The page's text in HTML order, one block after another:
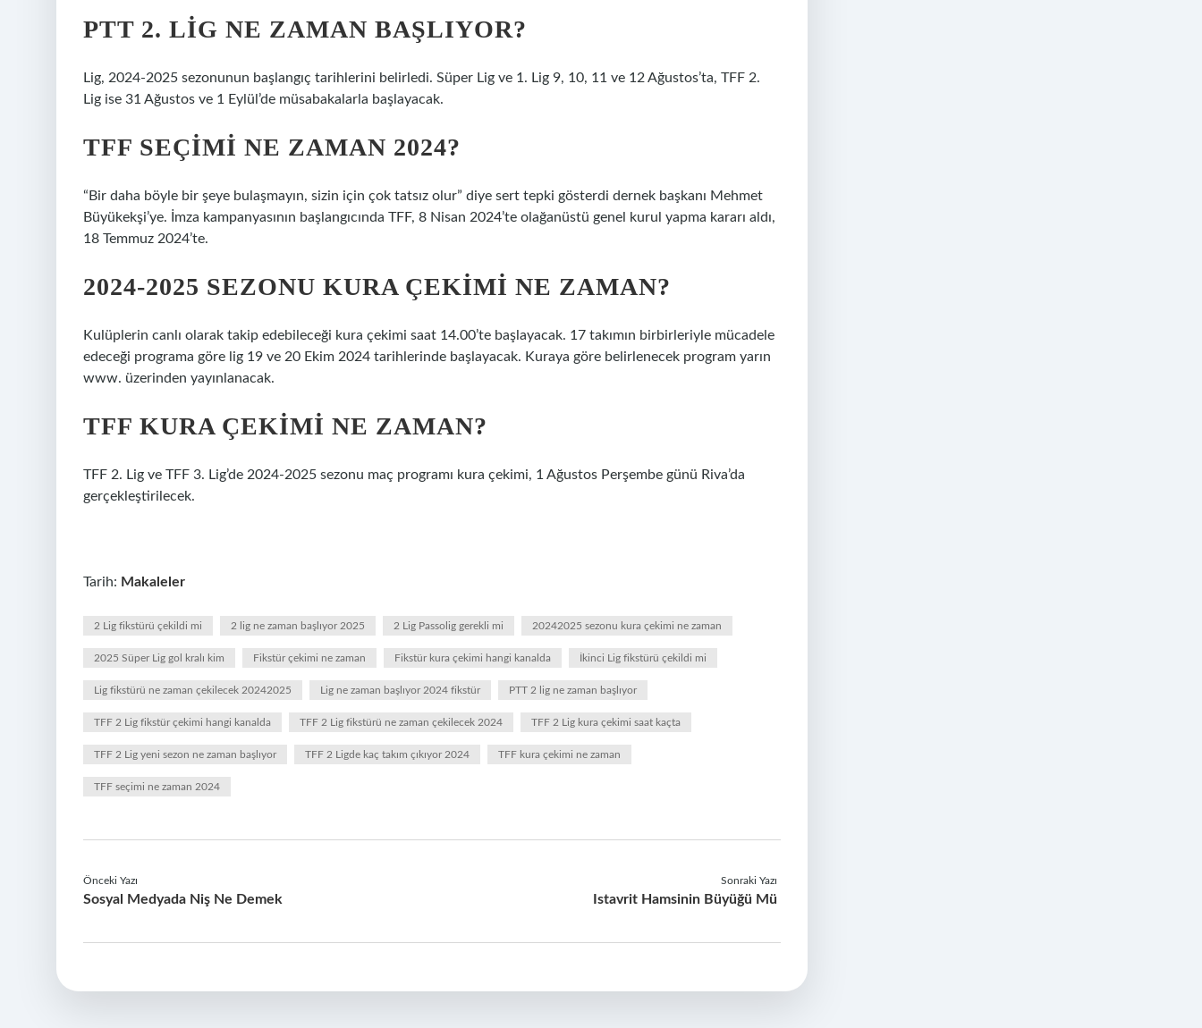
PTT 2. LIG NE ZAMAN BAŞLIYOR?
Lig, 2024-2025 sezonunun başlangıç ​​tarihlerini belirledi. Süper Lig ve 1. Lig 9, 10, 11 ve 12 Ağustos’ta, TFF 2.
Lig ise 31 Ağustos ve 1 Eylül’de müsabakalarla başlayacak.
TFF SEÇIMI NE ZAMAN 2024?
“Bir daha böyle bir şeye bulaşmayın, sizin için çok tatsız olur” diye sert tepki gösterdi dernek başkanı Mehmet
Büyükekşi’ye. İmza kampanyasının başlangıcında TFF, 8 Nisan 2024’te olağanüstü genel kurul yapma kararı aldı,
18 Temmuz 2024’te.
2024-2025 SEZONU KURA ÇEKIMI NE ZAMAN?
Kulüplerin canlı olarak takip edebileceği kura çekimi saat 14.00’te başlayacak. 17 takımın birbirleriyle mücadele
edeceği programa göre lig 19 ve 20 Ekim 2024 tarihlerinde başlayacak. Kuraya göre belirlenecek program yarın
www. üzerinden yayınlanacak.
TFF KURA ÇEKIMI NE ZAMAN?
TFF 2. Lig ve TFF 3. Lig’de 2024-2025 sezonu maç programı kura çekimi, 1 Ağustos Perşembe günü Riva’da
gerçekleştirilecek.
Tarih: Makaleler
2 Lig fikstürü çekildi mi 2 lig ne zaman başlıyor 2025 2 Lig Passolig gerekli mi 20242025 sezonu kura çekimi ne zaman
2025 Süper Lig gol kralı kim Fikstür çekimi ne zaman Fikstür kura çekimi hangi kanalda İkinci Lig fikstürü çekildi mi
Lig fikstürü ne zaman çekilecek 20242025 Lig ne zaman başlıyor 2024 fikstür PTT 2 lig ne zaman başlıyor
TFF 2 Lig fikstür çekimi hangi kanalda TFF 2 Lig fikstürü ne zaman çekilecek 2024 TFF 2 Lig kura çekimi saat kaçta
TFF 2 Lig yeni sezon ne zaman başlıyor TFF 2 Ligde kaç takım çıkıyor 2024 TFF kura çekimi ne zaman
TFF seçimi ne zaman 2024
Önceki Yazı
Sosyal Medyada Niş Ne Demek
Sonraki Yazı
Istavrit Hamsinin Büyüğü Mü